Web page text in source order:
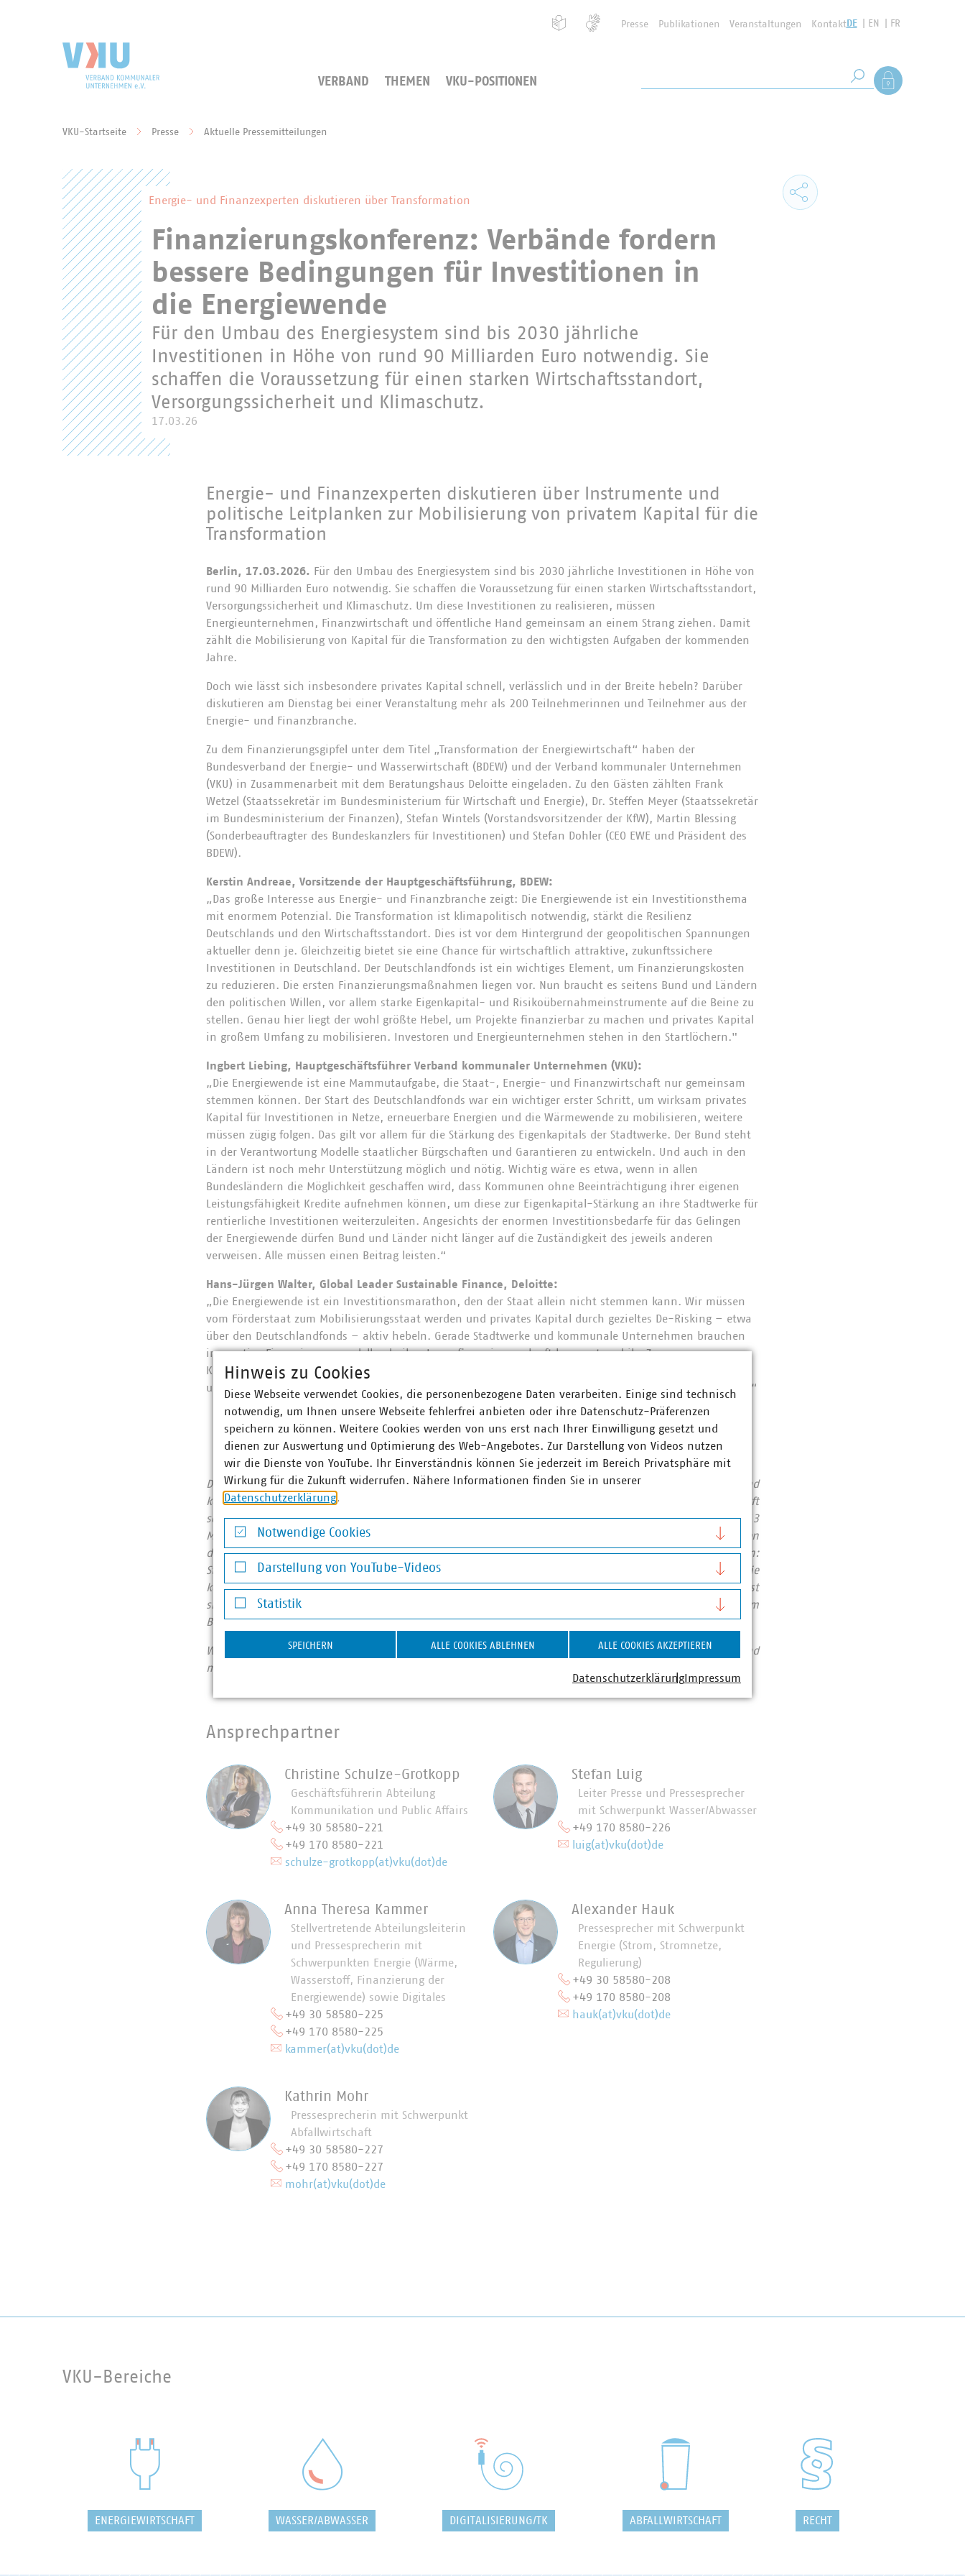
Presse Publikationen Veranstaltungen KontaktDE EN FR
VERBAND THEMEN VKU-POSITIONEN Suche starten
Als Mitglied
VKU-Startseite Presse Aktuelle Pressemitteilungen
Energie- und Finanzexperten diskutieren über Transformation
Finanzierungskonferenz: Verbände fordern
bessere Bedingungen für Investitionen in
die Energiewende
Für den Umbau des Energiesystem sind bis 2030 jährliche
Investitionen in Höhe von rund 90 Milliarden Euro notwendig. Sie
schaffen die Voraussetzung für einen starken Wirtschaftsstandort,
Versorgungssicherheit und Klimaschutz.
17.03.26
Energie- und Finanzexperten diskutieren über Instrumente und
politische Leitplanken zur Mobilisierung von privatem Kapital für die
Transformation
Berlin, 17.03.2026. Für den Umbau des Energiesystem sind bis 2030 jährliche Investitionen in Höhe von
rund 90 Milliarden Euro notwendig. Sie schaffen die Voraussetzung für einen starken Wirtschaftsstandort,
Versorgungssicherheit und Klimaschutz. Um diese Investitionen zu realisieren, müssen
Energieunternehmen, Finanzwirtschaft und öffentliche Hand gemeinsam an einem Strang ziehen. Damit
zählt die Mobilisierung von Kapital für die Transformation zu den wichtigsten Aufgaben der kommenden
Jahre.
Doch wie lässt sich insbesondere privates Kapital schnell, verlässlich und in der Breite hebeln? Darüber
diskutieren am Dienstag bei einer Veranstaltung mehr als 200 Teilnehmerinnen und Teilnehmer aus der
Energie- und Finanzbranche.
Zu dem Finanzierungsgipfel unter dem Titel „Transformation der Energiewirtschaft“ haben der
Bundesverband der Energie- und Wasserwirtschaft (BDEW) und der Verband kommunaler Unternehmen
(VKU) in Zusammenarbeit mit dem Beratungshaus Deloitte eingeladen. Zu den Gästen zählten Frank
Wetzel (Staatssekretär im Bundesministerium für Wirtschaft und Energie), Dr. Steffen Meyer (Staatssekretär
im Bundesministerium der Finanzen), Stefan Wintels (Vorstandsvorsitzender der KfW), Martin Blessing
(Sonderbeauftragter des Bundeskanzlers für Investitionen) und Stefan Dohler (CEO EWE und Präsident des
BDEW).
Kerstin Andreae, Vorsitzende der Hauptgeschäftsführung, BDEW:
„Das große Interesse aus Energie- und Finanzbranche zeigt: Die Energiewende ist ein Investitionsthema
mit enormem Potenzial. Die Transformation ist klimapolitisch notwendig, stärkt die Resilienz
Deutschlands und den Wirtschaftsstandort. Dies ist vor dem Hintergrund der geopolitischen Spannungen
aktueller denn je. Gleichzeitig bietet sie eine Chance für wirtschaftlich attraktive, zukunftssichere
Investitionen in Deutschland. Der Deutschlandfonds ist ein wichtiges Element, um Finanzierungskosten
zu reduzieren. Die ersten Finanzierungsmaßnahmen liegen vor. Nun braucht es seitens Bund und Ländern
den politischen Willen, vor allem starke Eigenkapital- und Risikoübernahmeinstrumente auf die Beine zu
stellen. Genau hier liegt der wohl größte Hebel, um Projekte finanzierbar zu machen und privates Kapital
in großem Umfang zu mobilisieren. Investoren und Energieunternehmen stehen in den Startlöchern."
Ingbert Liebing, Hauptgeschäftsführer Verband kommunaler Unternehmen (VKU):
„Die Energiewende ist eine Mammutaufgabe, die Staat-, Energie- und Finanzwirtschaft nur gemeinsam
stemmen können. Der Start des Deutschlandfonds war ein wichtiger erster Schritt, um wirksam privates
Kapital für Investitionen in Netze, erneuerbare Energien und die Wärmewende zu mobilisieren, weitere
müssen zügig folgen. Das gilt vor allem für die Stärkung des Eigenkapitals der Stadtwerke. Der Bund steht
in der Verantwortung Modelle staatlicher Bürgschaften und Garantieren zu entwickeln. Und auch in den
Ländern ist noch mehr Unterstützung möglich und nötig. Wichtig wäre es etwa, wenn in allen
Bundesländern die Möglichkeit geschaffen wird, dass Kommunen ohne Beeinträchtigung ihrer eigenen
Leistungsfähigkeit Kredite aufnehmen können, um diese zur Eigenkapital-Stärkung an ihre Stadtwerke für
rentierliche Investitionen weiterzuleiten. Angesichts der enormen Investitionsbedarfe für das Gelingen
der Energiewende dürfen Bund und Länder nicht länger auf die Zuständigkeit des jeweils anderen
verweisen. Alle müssen einen Beitrag leisten.“
Hans-Jürgen Walter, Global Leader Sustainable Finance, Deloitte:
„Die Energiewende ist ein Investitionsmarathon, den der Staat allein nicht stemmen kann. Wir müssen
vom Förderstaat zum Mobilisierungsstaat werden und privates Kapital durch gezieltes De-Risking – etwa
über den Deutschlandfonds – aktiv hebeln. Gerade Stadtwerke und kommunale Unternehmen brauchen
innovative Finanzierungsmodelle, da ihre Innenfinanzierungskraft begrenzt und ihr Zugang zu
Kapitalmärkten eingeschränkt ist. Partnerschaften und maßgeschneiderte Lösungen sind entscheidend,
um die klimaneutrale Energieversorgung voranzutreiben und gleichzeitig die lokale Wirtschaft zu stärken.“
Der Verband kommunaler Unternehmen e. V. (VKU) vertritt über 1.600 Stadtwerke und
kommunalwirtschaftliche Unternehmen in den Bereichen Energie, Wasser/Abwasser, Abfallwirtschaft
sowie Telekommunikation. Mit rund 319.000 Beschäftigten wurden 2023 Umsatzerlöse von über 213
Milliarden Euro erwirtschaftet und mehr als 19 Milliarden Euro investiert. Im Endkundensegment haben
die VKU-Mitgliedsunternehmen signifikante Marktanteile in zentralen Ver- und Entsorgungsbereichen:
Strom 66 Prozent, Gas 65 Prozent, Wärme 72 Prozent, Trinkwasser 88 Prozent, Abwasser 50 Prozent. Die
kommunale Abfallwirtschaft hat seit 1990 rund 90 Prozent ihrer CO2-Emissionen eingespart – damit ist
sie der Hidden Champion des Klimaschutzes. Immer mehr Mitgliedsunternehmen engagieren sich im
Breitbandausbau und investieren pro Jahr über 1 Milliarde Euro.
Zahlen Daten Fakten 2025
Wir halten Deutschland am Laufen – denn Zukunft wird vor Ort gemacht: Unser Beitrag für heute und
morgen: #Daseinsvorsorge. Unsere Positionen:
Ansprechpartner
Christine Schulze-Grotkopp
Geschäftsführerin Abteilung
Kommunikation und Public Affairs
+49 30 58580-221
+49 170 8580-221
schulze-grotkopp(at)vku(dot)de
Stefan Luig
Leiter Presse und Pressesprecher
mit Schwerpunkt Wasser/Abwasser
+49 170 8580-226
luig(at)vku(dot)de
Anna Theresa Kammer
Stellvertretende Abteilungsleiterin
und Pressesprecherin mit
Schwerpunkten Energie (Wärme,
Wasserstoff, Finanzierung der
Energiewende) sowie Digitales
+49 30 58580-225
+49 170 8580-225
kammer(at)vku(dot)de
Alexander Hauk
Pressesprecher mit Schwerpunkt
Energie (Strom, Stromnetze,
Regulierung)
+49 30 58580-208
+49 170 8580-208
hauk(at)vku(dot)de
Kathrin Mohr
Pressesprecherin mit Schwerpunkt
Abfallwirtschaft
+49 30 58580-227
+49 170 8580-227
mohr(at)vku(dot)de
VKU-Bereiche
ENERGIEWIRTSCHAFT WASSER/ABWASSER DIGITALISIERUNG/TK ABFALLWIRTSCHAFT RECHT
Hinweis zu Cookies
Diese Webseite verwendet Cookies, die personenbezogene Daten verarbeiten. Einige sind technisch
notwendig, um Ihnen unsere Webseite fehlerfrei anbieten oder ihre Datenschutz-Präferenzen
speichern zu können. Weitere Cookies werden von uns erst nach Ihrer Einwilligung gesetzt und
dienen zur Auswertung und Optimierung des Web-Angebotes. Zur Darstellung von Videos nutzen
wir die Dienste von YouTube. Ihr Einverständnis können Sie jederzeit im Bereich Privatsphäre mit
Wirkung für die Zukunft widerrufen. Nähere Informationen finden Sie in unserer
Datenschutzerklärung.
Notwendige Cookies
Notwendige Cookies
Darstellung von YouTube-Videos
Darstellung von YouTube-Videos
Statistik
Statistik
SPEICHERN ALLE COOKIES ABLEHNEN ALLE COOKIES AKZEPTIEREN
DatenschutzerklärungImpressum